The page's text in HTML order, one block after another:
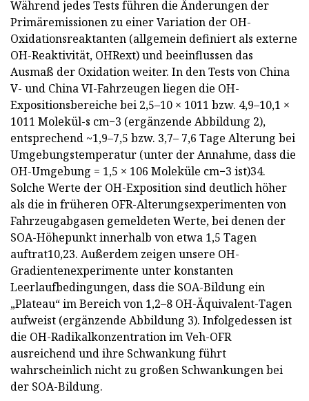
Während jedes Tests führen die Änderungen der
Primäremissionen zu einer Variation der OH-
Oxidationsreaktanten (allgemein definiert als externe
OH-Reaktivität, OHRext) und beeinflussen das
Ausmaß der Oxidation weiter. In den Tests von China
V- und China VI-Fahrzeugen liegen die OH-
Expositionsbereiche bei 2,5–10 × 1011 bzw. 4,9–10,1 ×
1011 Molekül-s cm−3 (ergänzende Abbildung 2),
entsprechend ~1,9–7,5 bzw. 3,7– 7,6 Tage Alterung bei
Umgebungstemperatur (unter der Annahme, dass die
OH-Umgebung = 1,5 × 106 Moleküle cm−3 ist)34.
Solche Werte der OH-Exposition sind deutlich höher
als die in früheren OFR-Alterungsexperimenten von
Fahrzeugabgasen gemeldeten Werte, bei denen der
SOA-Höhepunkt innerhalb von etwa 1,5 Tagen
auftrat10,23. Außerdem zeigen unsere OH-
Gradientenexperimente unter konstanten
Leerlaufbedingungen, dass die SOA-Bildung ein
„Plateau“ im Bereich von 1,2–8 OH-Äquivalent-Tagen
aufweist (ergänzende Abbildung 3). Infolgedessen ist
die OH-Radikalkonzentration im Veh-OFR
ausreichend und ihre Schwankung führt
wahrscheinlich nicht zu großen Schwankungen bei
der SOA-Bildung.